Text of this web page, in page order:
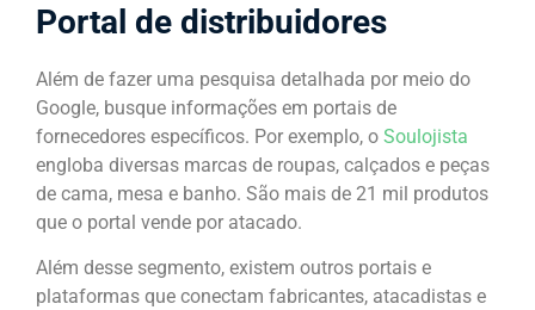
Portal de distribuidores
Além de fazer uma pesquisa detalhada por meio do
Google, busque informações em portais de
fornecedores específicos. Por exemplo, o Soulojista
engloba diversas marcas de roupas, calçados e peças
de cama, mesa e banho. São mais de 21 mil produtos
que o portal vende por atacado.
Além desse segmento, existem outros portais e
plataformas que conectam fabricantes, atacadistas e